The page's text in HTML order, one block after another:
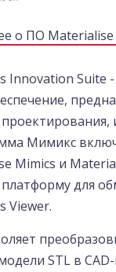
о ПО Materialise
Innovation Suite
Мимикс
Mimics и
для
Viewer.
STL в